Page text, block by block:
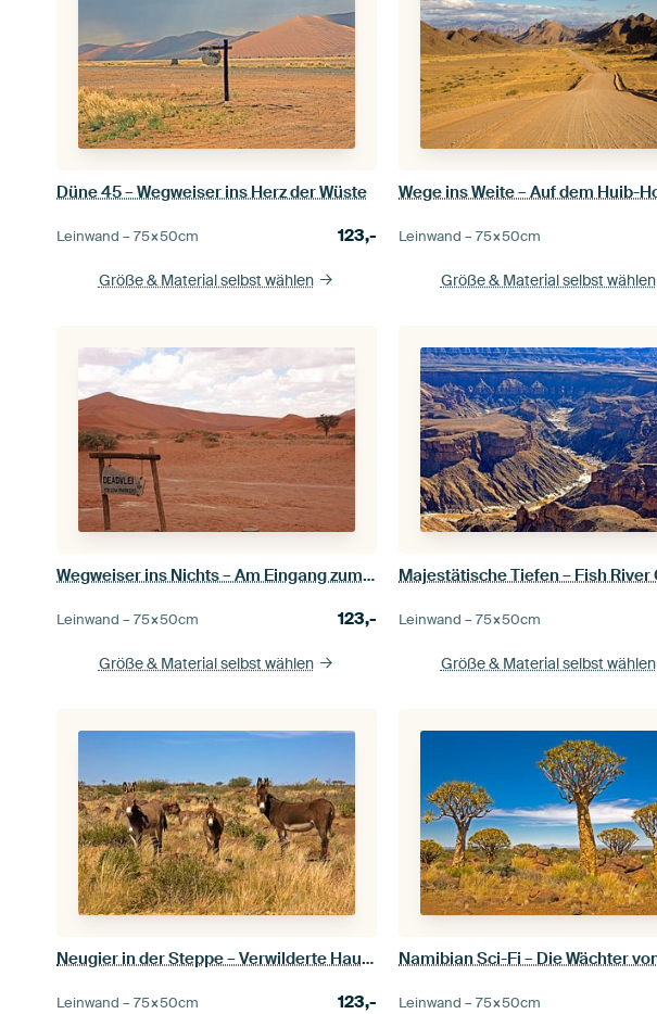
Düne 45 – Wegweiser ins Herz der Wüste
Leinwand –75×50cm 123,-
Größe & Material selbst wählen
Leinwand –75×50cm
Größe & Material selbst wählen
Wegweiser ins Nichts – Am Eingang zum Dead Vlei
Leinwand –75×50cm 123,-
Größe & Material selbst wählen
Leinwand –75×50cm
Größe & Material selbst wählen
Neugier in der Steppe – Verwilderte Hausesel in Namibia
Leinwand –75×50cm 123,- Leinwand –75×50cm